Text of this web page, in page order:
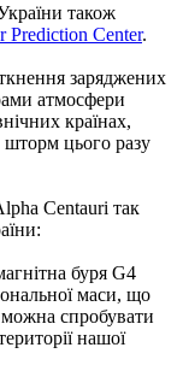
також
Prediction Center.
заряджених
атмосфери
країнах,
цього разу
Centauri так
буря G4
маси, що
спробувати
нашої